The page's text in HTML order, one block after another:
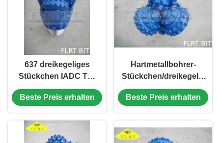
637 dreikegeliges
Stückchen IADC TCI
mit Messgerät-
Schutz/flüssigem
Zirkulations-API-7-1
Beste Preis erhalten
Hartmetallbohrer-
Stückchen/dreikegeliges
Rock-Stückchen für
mittelharte Bildung
Beste Preis erhalten